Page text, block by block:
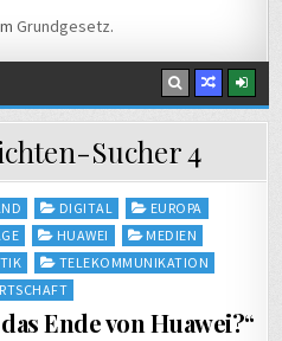
Grundgesetz.
Sucher 4
DIGITAL
EUROPA
HUAWEI
MEDIEN
TELEKOMMUNIKATION
Ende von Huawei?“